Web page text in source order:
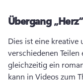
Übergang „Herz“
Dies ist eine
verschiedenen
gleichzeitig ein
kann in Videos zum